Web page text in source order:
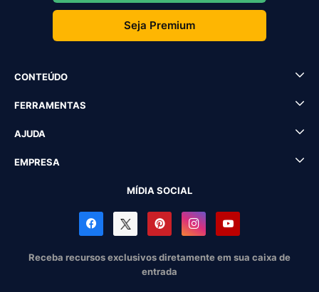
Seja Premium
CONTEÚDO
FERRAMENTAS
AJUDA
EMPRESA
MÍDIA SOCIAL
Receba recursos exclusivos diretamente em sua caixa de
entrada